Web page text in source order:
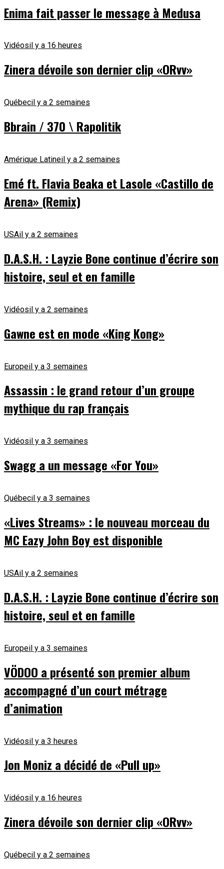
Enima fait passer le message à Medusa
Vidéosil y a 16 heures
Zinera dévoile son dernier clip «ORvv»
Québecil y a 2 semaines
Bbrain / 370 \ Rapolitik
Amérique Latineil y a 2 semaines
Emé ft. Flavia Beaka et Lasole «Castillo de
Arena» (Remix)
USAil y a 2 semaines
D.A.S.H. : Layzie Bone continue d’écrire son
histoire, seul et en famille
Vidéosil y a 2 semaines
Gawne est en mode «King Kong»
Europeil y a 3 semaines
Assassin : le grand retour d’un groupe
mythique du rap français
Vidéosil y a 3 semaines
Swagg a un message «For You»
Québecil y a 3 semaines
«Lives Streams» : le nouveau morceau du
MC Eazy John Boy est disponible
USAil y a 2 semaines
D.A.S.H. : Layzie Bone continue d’écrire son
histoire, seul et en famille
Europeil y a 3 semaines
VÖDOO a présenté son premier album
accompagné d’un court métrage
d’animation
Vidéosil y a 3 heures
Jon Moniz a décidé de «Pull up»
Vidéosil y a 16 heures
Zinera dévoile son dernier clip «ORvv»
Québecil y a 2 semaines